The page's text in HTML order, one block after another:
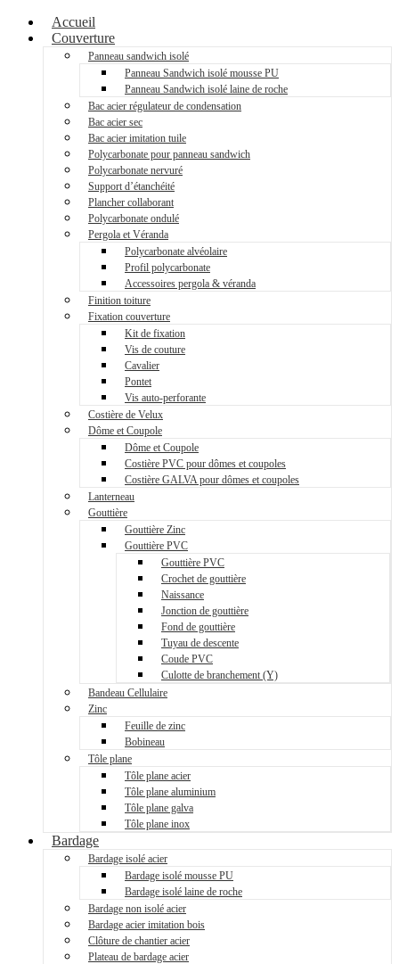
Accueil
Couverture
Panneau sandwich isolé
Panneau Sandwich isolé mousse PU
Panneau Sandwich isolé laine de roche
Bac acier régulateur de condensation
Bac acier sec
Bac acier imitation tuile
Polycarbonate pour panneau sandwich
Polycarbonate nervuré
Support d’étanchéité
Plancher collaborant
Polycarbonate ondulé
Pergola et Véranda
Polycarbonate alvéolaire
Profil polycarbonate
Accessoires pergola & véranda
Finition toiture
Fixation couverture
Kit de fixation
Vis de couture
Cavalier
Pontet
Vis auto-perforante
Costière de Velux
Dôme et Coupole
Dôme et Coupole
Costière PVC pour dômes et coupoles
Costière GALVA pour dômes et coupoles
Lanterneau
Gouttière
Gouttière Zinc
Gouttière PVC
Gouttière PVC
Crochet de gouttière
Naissance
Jonction de gouttière
Fond de gouttière
Tuyau de descente
Coude PVC
Culotte de branchement (Y)
Bandeau Cellulaire
Zinc
Feuille de zinc
Bobineau
Tôle plane
Tôle plane acier
Tôle plane aluminium
Tôle plane galva
Tôle plane inox
Bardage
Bardage isolé acier
Bardage isolé mousse PU
Bardage isolé laine de roche
Bardage non isolé acier
Bardage acier imitation bois
Clôture de chantier acier
Plateau de bardage acier